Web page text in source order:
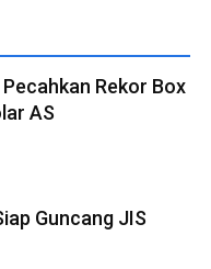
Rekor Box
AS
Guncang JIS